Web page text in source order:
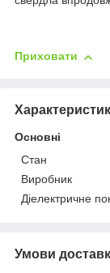
Приховати
Основні
Стан
Виробник
Діелектричне
Умови